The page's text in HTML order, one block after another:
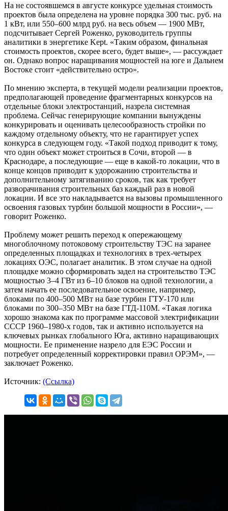
На не состоявшемся в августе конкурсе удельная стоимость
проектов была определена на уровне порядка 300 тыс. руб. на
1 кВт, или 550–600 млрд руб. на весь объем — 1900 МВт,
подсчитывает Сергей Роженко, руководитель группы
аналитики в энергетике Kept. «Таким образом, финальная
стоимость проектов, скорее всего, будет выше», — рассуждает
он. Однако вопрос наращивания мощностей на юге и Дальнем
Востоке стоит «действительно остро».
По мнению эксперта, в текущей модели реализации проектов,
предполагающей проведение фрагментарных конкурсов на
отдельные блоки электростанций, назрела системная
проблема. Сейчас генерирующие компании вынуждены
конкурировать и оценивать целесообразность стройки по
каждому отдельному объекту, что не гарантирует успех
конкурса в следующем году. «Такой подход приводит к тому,
что один объект может строиться в Сочи, второй — в
Краснодаре, а последующие — еще в какой-то локации, что в
конце концов приводит к удорожанию строительства и
дополнительному затягиванию сроков, так как требует
разворачивания строительных баз каждый раз в новой
локации. И все это накладывается на вызовы промышленного
освоения газовых турбин большой мощности в России», —
говорит Роженко.
Проблему может решить переход к опережающему
многоблочному потоковому строительству ТЭС на заранее
определенных площадках и технологиях в трех-четырех
локациях ОЭС, полагает аналитик. В этом случае на одной
площадке можно сформировать задел на строительство ТЭС
мощностью 3–4 ГВт из 6–10 блоков на одной технологии, а
затем начать ее последовательное освоение, например,
блоками по 400–500 МВт на базе турбин ГТУ-170 или
блоками по 300–350 МВт на базе ГТД-110М. «Такая логика
хорошо знакома как по программе массовой электрификации
СССР 1960–1980-х годов, так и активно используется на
ключевых рынках глобального Юга, активно наращивающих
мощности. Ее применение назрело для ЕЭС России и
потребует определенный корректировки правил ОРЭМ», —
заключает Роженко.
Источник: (Ссылка)